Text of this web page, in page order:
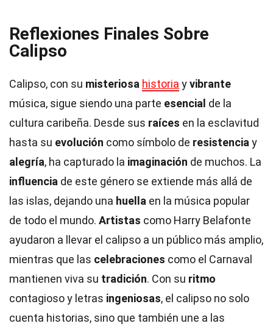
Reflexiones Finales Sobre
Calipso
Calipso, con su misteriosa historia yvibrante
música, sigue siendo una parte esencial de la
cultura caribeña. Desde sus raíces en la esclavitud
hasta su evolución como símbolo de resistencia y
alegría, ha capturado la imaginación de muchos. La
influencia de este género se extiende más allá de
las islas, dejando una huella en la música popular
de todo el mundo. Artistas como Harry Belafonte
ayudaron a llevar el calipso a un público más amplio,
mientras que las celebraciones como el Carnaval
mantienen viva su tradición. Con su ritmo
contagioso y letras ingeniosas, el calipso no solo
cuenta historias, sino que también une a las